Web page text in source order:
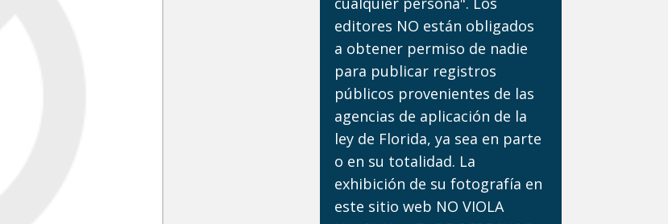
editores NO están obligados
a obtener permiso de nadie
para publicar registros
públicos provenientes de las
agencias de aplicación de la
ley de Florida, ya sea en parte
o en su totalidad. La
exhibición de su fotografía en
este sitio web NO VIOLA